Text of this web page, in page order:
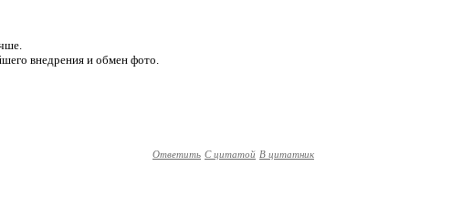
внедрения и обмен фото.
Ответить С цитатой В цитатник